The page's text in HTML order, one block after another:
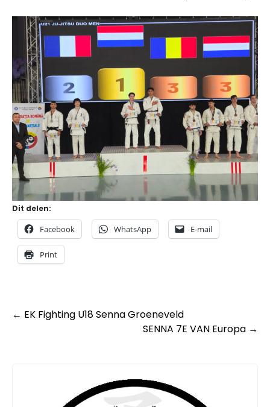
Dit delen:
Facebook WhatsApp E-mail
Print
Post
← EK Fighting U18 Senna Groeneveld
SENNA 7E VAN Europa →